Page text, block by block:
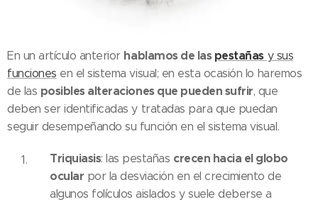
En un artículo anterior hablamos de laspestañasy sus
funciones en el sistema visual; en esta ocasión lo haremos
de las posibles alteraciones que pueden sufrir, que
deben ser identificadas y tratadas para que puedan
seguir desempeñando su función en el sistema visual.
Triquiasis: las pestañas crecen hacia el globo
ocular por la desviación en el crecimiento de
algunos folículos aislados y suele deberse a